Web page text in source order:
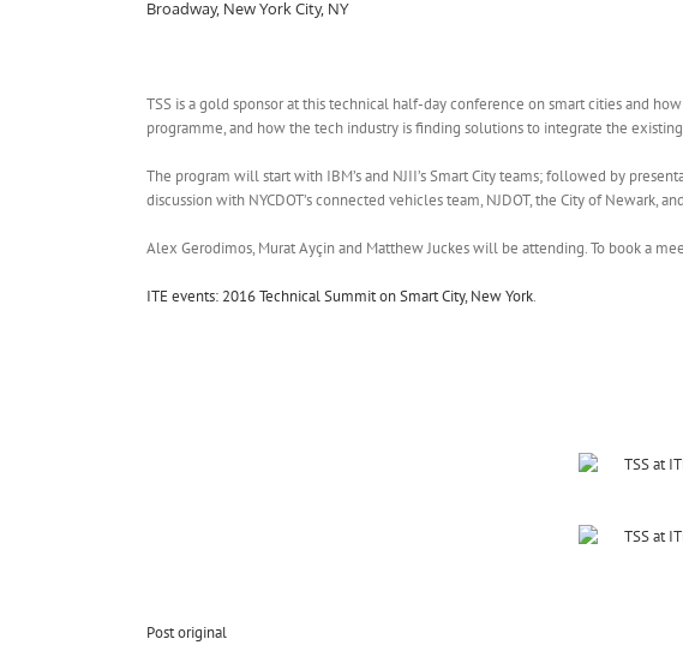
Broadway, New York City, NY
TSS is a gold sponsor at this technical half-day conference on smart cities and
programme, and how the tech industry is finding solutions to integrate the
The program will start with IBM’s and NJII’s Smart City teams; followed by
discussion with NYCDOT’s connected vehicles team, NJDOT, the City of Newark,
Alex Gerodimos, Murat Ayçin and Matthew Juckes will be attending. To book a
ITE events: 2016 Technical Summit on Smart City, New York.
Post original